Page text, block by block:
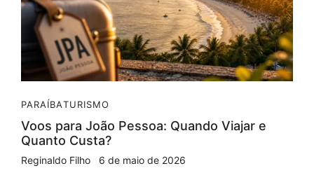
PARAÍBATURISMO
Voos para João Pessoa: Quando Viajar e
Quanto Custa?
Reginaldo Filho 6 de maio de 2026